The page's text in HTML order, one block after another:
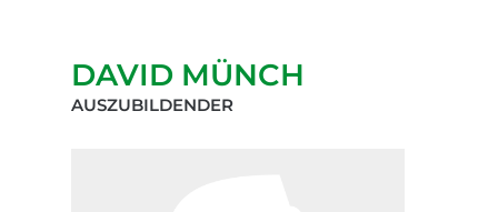
DAVID MÜNCH
AUSZUBILDENDER